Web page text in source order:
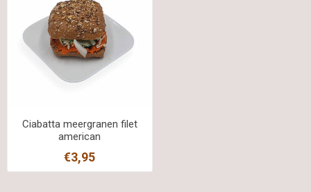
Ciabatta meergranen filet
american
€3,95